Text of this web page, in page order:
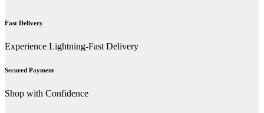
Fast Delivery
Experience Lightning-Fast Delivery
Secured Payment
Shop with Confidence